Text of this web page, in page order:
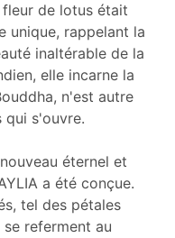
de lotus était
unique, rappelant la
inaltérable de la
elle incarne la
n'est autre
qui s'ouvre.
éternel et
a été conçue.
tel des pétales
se referment au